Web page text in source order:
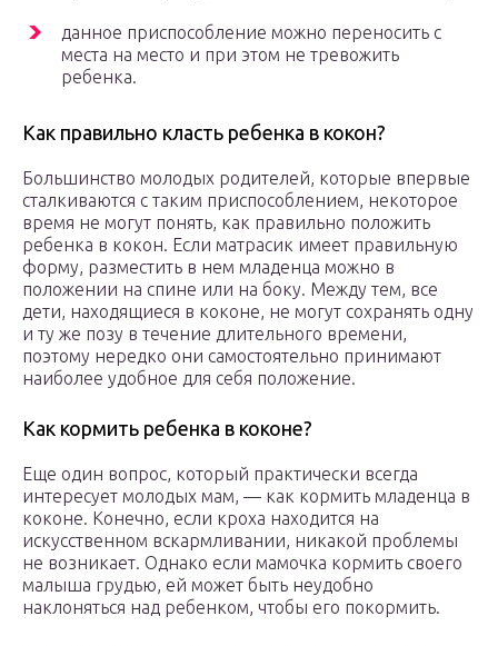
данное приспособление можно переносить с
места на место и при этом не тревожить
ребенка.
Как правильно класть ребенка в кокон?
Большинство молодых родителей, которые впервые
сталкиваются с таким приспособлением, некоторое
время не могут понять, как правильно положить
ребенка в кокон. Если матрасик имеет правильную
форму, разместить в нем младенца можно в
положении на спине или на боку. Между тем, все
дети, находящиеся в коконе, не могут сохранять одну
и ту же позу в течение длительного времени,
поэтому нередко они самостоятельно принимают
наиболее удобное для себя положение.
Как кормить ребенка в коконе?
Еще один вопрос, который практически всегда
интересует молодых мам, — как кормить младенца в
коконе. Конечно, если кроха находится на
искусственном вскармливании, никакой проблемы
не возникает. Однако если мамочка кормить своего
малыша грудью, ей может быть неудобно
наклоняться над ребенком, чтобы его покормить.